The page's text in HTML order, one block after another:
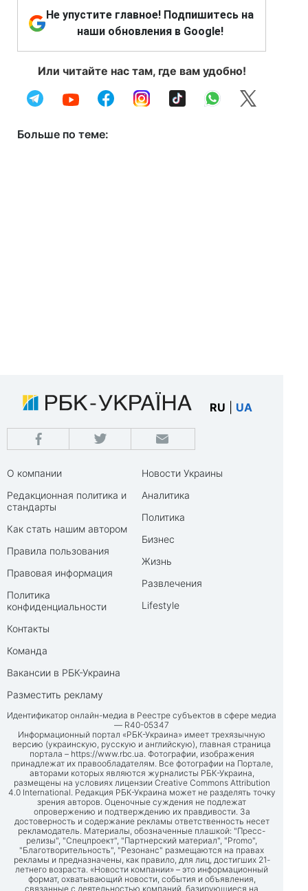
Не упустите главное! Подпишитесь на
наши обновления в Google!
Или читайте нас там, где вам удобно!
Больше по теме:
RU UA
О компании
Редакционная политика и
стандарты
Как стать нашим автором
Правила пользования
Правовая информация
Политика
конфиденциальности
Контакты
Команда
Вакансии в РБК-Украина
Разместить рекламу
Новости Украины
Аналитика
Политика
Бизнес
Жизнь
Развлечения
Lifestyle
Идентификатор онлайн-медиа в Реестре субъектов в сфере медиа
— R40-05347
Информационный портал «РБК-Украина» имеет трехязычную
версию (украинскую, русскую и английскую), главная страница
портала – https://www.rbc.ua. Фотографии, изображения
принадлежат их правообладателям. Все фотографии на Портале,
авторами которых являются журналисты РБК-Украина,
размещены на условиях лицензии Creative Commons Attribution
4.0 International. Редакция РБК-Украина может не разделять точку
зрения авторов. Оценочные суждения не подлежат
опровержению и подтверждению их правдивости. За
достоверность и содержание рекламы ответственность несет
рекламодатель. Материалы, обозначенные плашкой: "Пресс-
релизы", "Спецпроект", "Партнерский материал", "Promo",
"Благотворительность", "Резонанс" размещаются на правах
рекламы и предназначены, как правило, для лиц, достигших 21-
летнего возраста. «Новости компании» – это информационный
формат, охватывающий новости, события и объявления,
связанные с деятельностью компаний, базирующиеся на